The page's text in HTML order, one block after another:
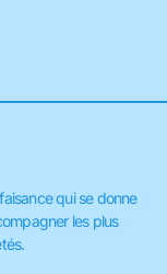
qui se donne
les plus